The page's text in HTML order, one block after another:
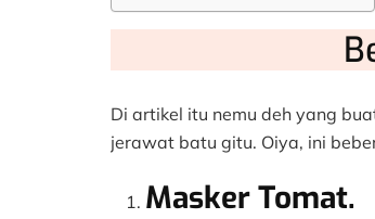
Di artikel itu nemu deh yang
jerawat batu gitu. Oiya, ini
Masker Tomat.